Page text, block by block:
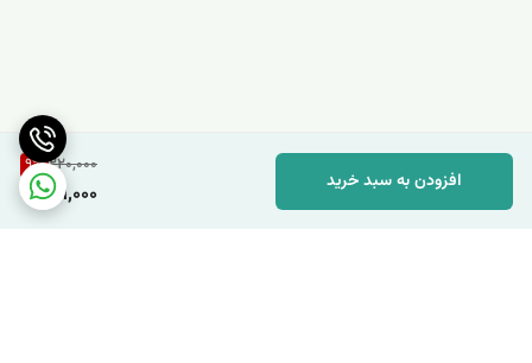
220,000
9%
199,000 افزودن به سبد خرید